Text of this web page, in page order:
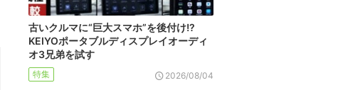
古いクルマに“巨大スマホ”を後付け!?
KEIYOポータブルディスプレイオーディ
オ3兄弟を試す
特集 2026/08/04